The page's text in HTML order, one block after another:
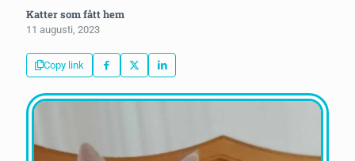
Katter som fått hem
11 augusti, 2023
Copy link